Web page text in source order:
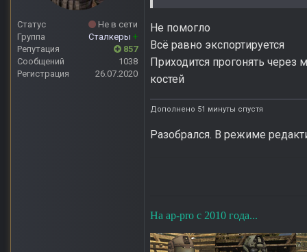
Статус
Не в сети
Группа
Сталкеры +
Репутация
857
Сообщений
1038
Регистрация
26.07.2020
Не помогло
Всё равно экспортируется
Приходится прогонять
костей
Дополнено 51 минуты спустя
Разобрался. В режиме
На ap-pro с 2010 года...